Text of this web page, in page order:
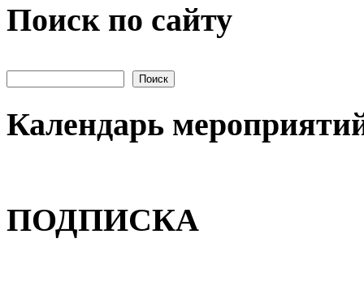
Поиск по сайту
Календарь
ПОДПИСКА